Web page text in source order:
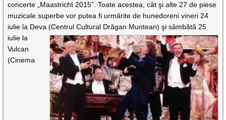
concerte „Maastricht 2015”. Toate acestea, cât şi alte 27 de piese
muzicale superbe vor putea fi urmărite de hunedoreni vineri 24
iulie la Deva (Centrul Cultural Drăgan Muntean) şi sâmbătă 25
iulie la
Vulcan
(Cinema